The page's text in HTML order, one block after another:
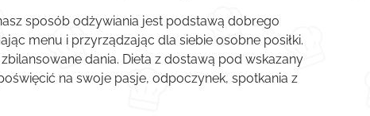
sposób odżywiania jest podstawą dobrego
menu i przyrządzając dla siebie osobne posiłki.
dania. Dieta z dostawą pod wskazany
na swoje pasje, odpoczynek, spotkania z